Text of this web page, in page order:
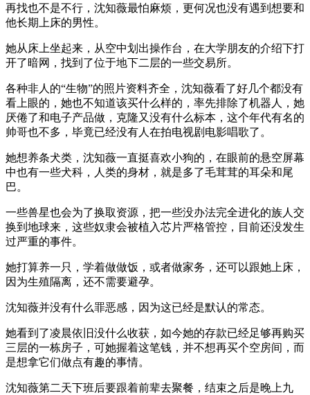
再找也不是不行，沈知薇最怕麻烦，更何况也没有遇到想要和
他长期上床的男性。
她从床上坐起来，从空中划出操作台，在大学朋友的介绍下打
开了暗网，找到了位于地下二层的一些交易所。
各种非人的“生物”的照片资料齐全，沈知薇看了好几个都没有
看上眼的，她也不知道该买什么样的，率先排除了机器人，她
厌倦了和电子产品做，克隆又没有什么标本，这个年代有名的
帅哥也不多，毕竟已经没有人在拍电视剧电影唱歌了。
她想养条犬类，沈知薇一直挺喜欢小狗的，在眼前的悬空屏幕
中也有一些犬科，人类的身材，就是多了毛茸茸的耳朵和尾
巴。
一些兽星也会为了换取资源，把一些没办法完全进化的族人交
换到地球来，这些奴隶会被植入芯片严格管控，目前还没发生
过严重的事件。
她打算养一只，学着做做饭，或者做家务，还可以跟她上床，
因为生殖隔离，还不需要避孕。
沈知薇并没有什么罪恶感，因为这已经是默认的常态。
她看到了凌晨依旧没什么收获，如今她的存款已经足够再购买
三层的一栋房子，可她握着这笔钱，并不想再买个空房间，而
是想拿它们做点有趣的事情。
沈知薇第二天下班后要跟着前辈去聚餐，结束之后是晚上九